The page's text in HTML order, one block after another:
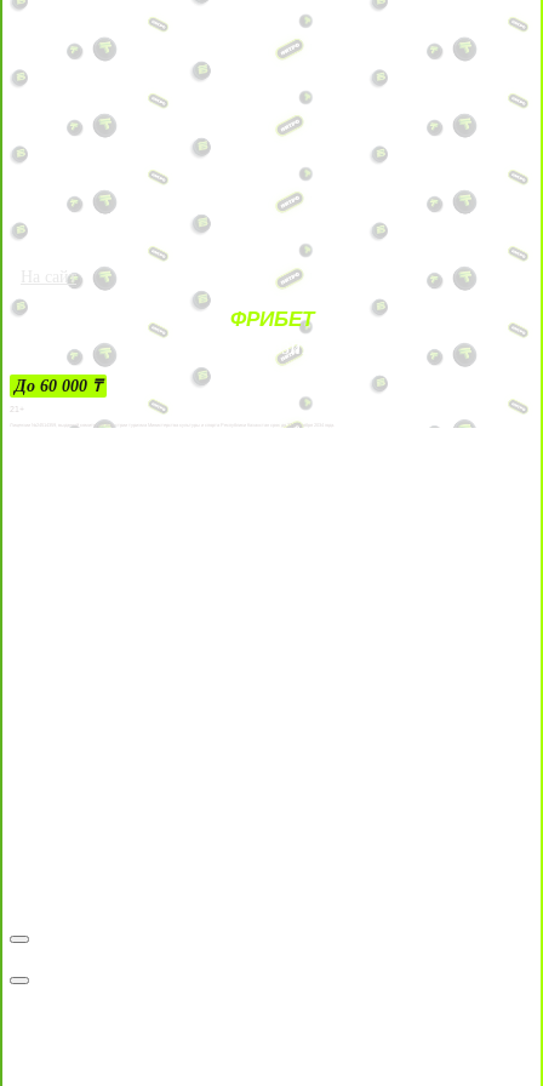
На сайт
ФРИБЕТ
ЗА ДЕПОЗИТЫ
До 60 000 ₸
21+
Лицензии №24514359, выданной комитетом индустрии туризма Министерства культуры и спорта Республики Казахстан срок до 27 сентября 2034 года.